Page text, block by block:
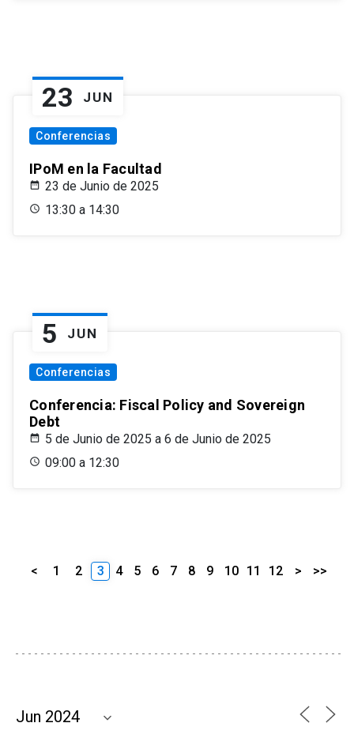
23 JUN
Conferencias
IPoM en la Facultad
23 de Junio de 2025
13:30 a 14:30
5 JUN
Conferencias
Conferencia: Fiscal Policy and Sovereign
Debt
5 de Junio de 2025 a 6 de Junio de 2025
09:00 a 12:30
< 1 2 3 4 5 6 7 8 9 10 11 12 > >>